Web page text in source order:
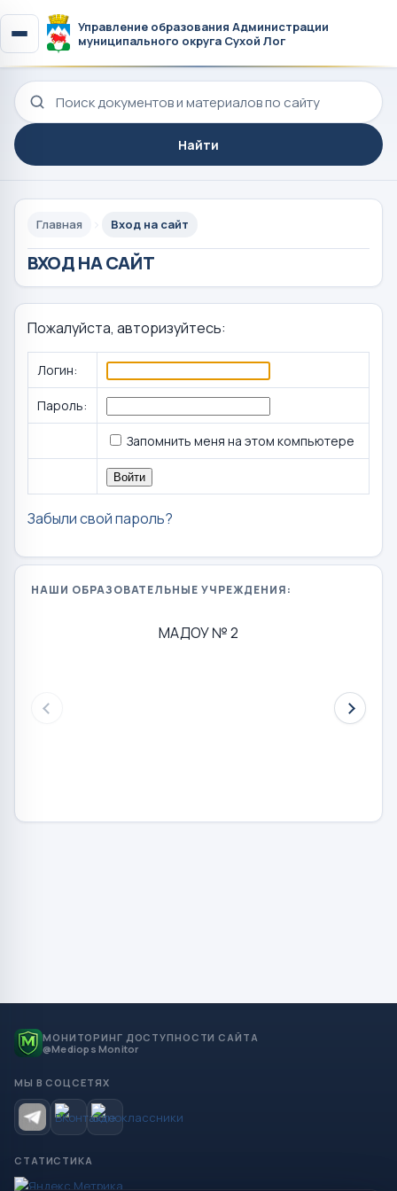
Управление образования Администрации
муниципального округа Сухой Лог
Поиск по сайту
Найти
Главная Вход на сайт
ВХОД НА САЙТ
Пожалуйста, авторизуйтесь:
Логин:
Пароль:
Запомнить меня на этом компьютере
Забыли свой пароль?
НАШИ ОБРАЗОВАТЕЛЬНЫЕ УЧРЕЖДЕНИЯ:
МАДОУ № 2
МОНИТОРИНГ ДОСТУПНОСТИ САЙТА
@Mediops Monitor
МЫ В СОЦСЕТЯХ
СТАТИСТИКА